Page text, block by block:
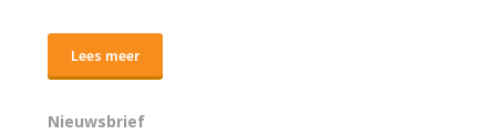
Lees meer
Nieuwsbrief